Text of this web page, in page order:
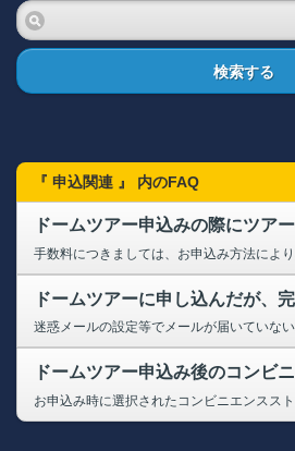
検索する
『 申込関連 』 内のFAQ